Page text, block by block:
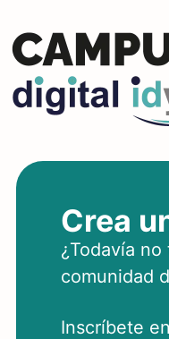
Crea
¿Todavía
comunidad
Inscríbete